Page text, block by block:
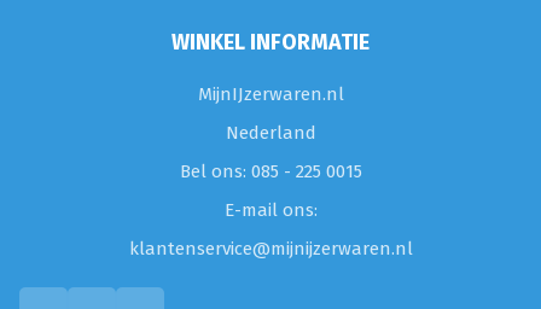
WINKEL INFORMATIE
MijnIJzerwaren.nl
Nederland
Bel ons: 085 - 225 0015
E-mail ons:
klantenservice@mijnijzerwaren.nl